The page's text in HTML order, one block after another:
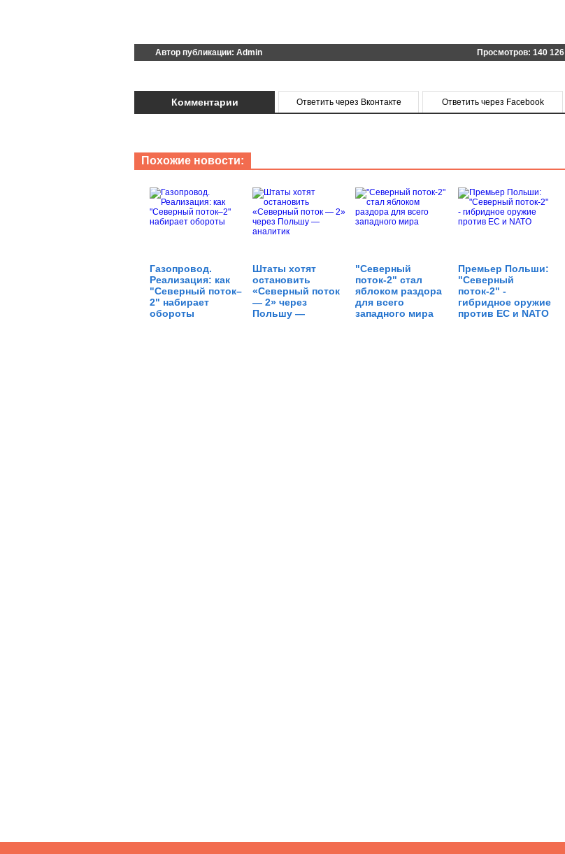
Автор публикации: Admin Просмотров: 140 126
Комментарии Ответить через Вконтакте Ответить через Facebook
Похожие новости:
Газопровод.
Реализация: как
"Северный поток–
2" набирает
обороты
Штаты хотят
остановить
«Северный поток
— 2» через
Польшу —
"Северный
поток-2" стал
яблоком раздора
для всего
западного мира
Премьер Польши:
"Северный
поток-2" -
гибридное оружие
против ЕС и NATO